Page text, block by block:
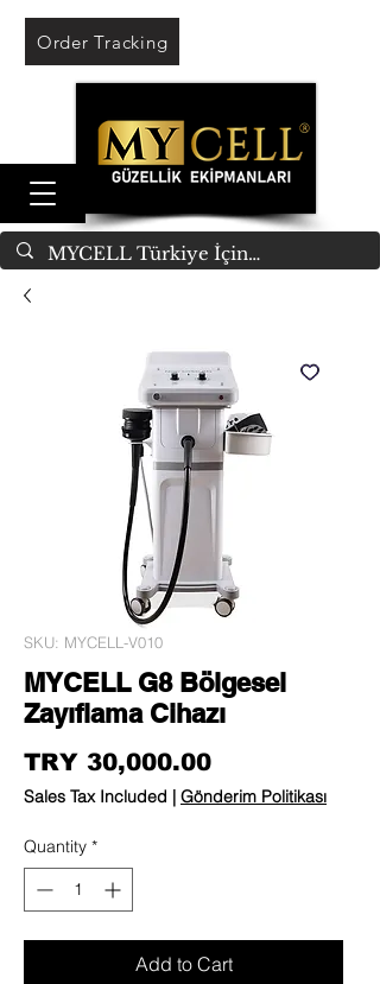
Order Tracking
SKU: MYCELL-V010
MYCELL G8 Bölgesel
Zayıflama Cihazı
TRY 30,000.00Price
Sales Tax Included | Gönderim Politikası
Quantity *
Add to Cart